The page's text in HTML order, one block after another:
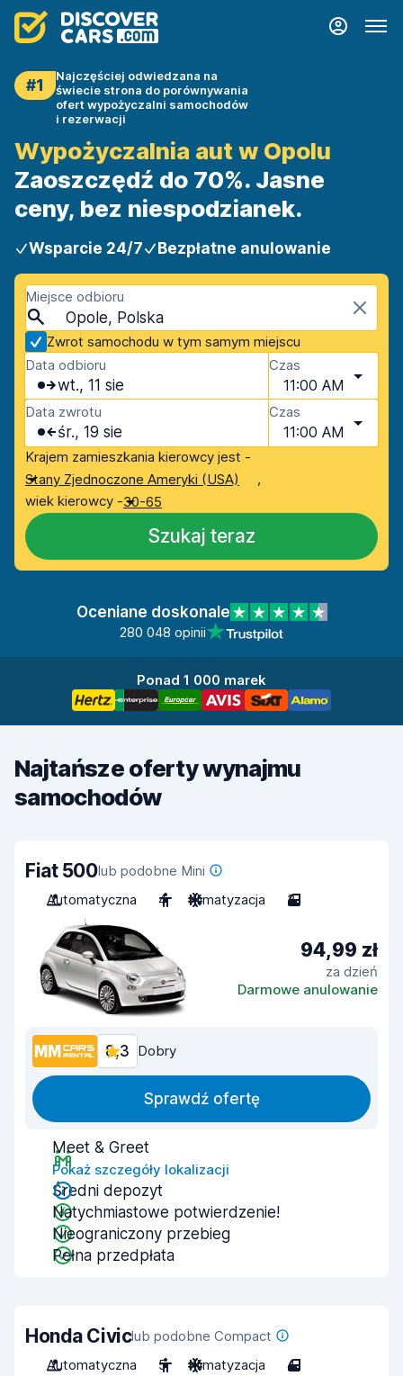
#1
Najczęściej odwiedzana na
świecie strona do porównywania
ofert wypożyczalni samochodów
i rezerwacji
Wypożyczalnia aut w Opolu
Zaoszczędź do 70%. Jasne
ceny, bez niespodzianek.
Wsparcie 24/7 Bezpłatne anulowanie
Miejsce odbioru
Opole, Polska
Zwrot samochodu w tym samym miejscu
Data odbioru
wt., 11 sie
Czas
11:00 AM
Data zwrotu
śr., 19 sie
Czas
11:00 AM
Krajem zamieszkania kierowcy jest -
Stany Zjednoczone Ameryki (USA)
,
wiek kierowcy -30-65
Szukaj teraz
Oceniane doskonale
280 048 opinii
Ponad 1 000 marek
Najtańsze oferty wynajmu
samochodów
Fiat 500lub podobne Mini
Automatyczna
4 Klimatyzacja 3
94,99 zł
za dzień
Darmowe anulowanie
8,3 Dobry
Sprawdź ofertę
Meet & Greet
Pokaż szczegóły lokalizacji
Średni depozyt
Natychmiastowe potwierdzenie!
Nieograniczony przebieg
Pełna przedpłata
Honda Civiclub podobne Compact
Automatyczna
5 Klimatyzacja 4